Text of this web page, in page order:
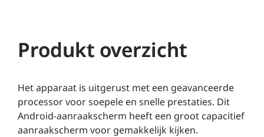
Produkt overzicht
Het apparaat is uitgerust met een geavanceerde
processor voor soepele en snelle prestaties. Dit
Android-aanraakscherm heeft een groot capacitief
aanraakscherm voor gemakkelijk kijken.